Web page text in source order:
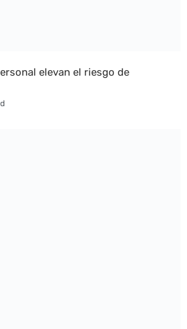
elevan el riesgo de